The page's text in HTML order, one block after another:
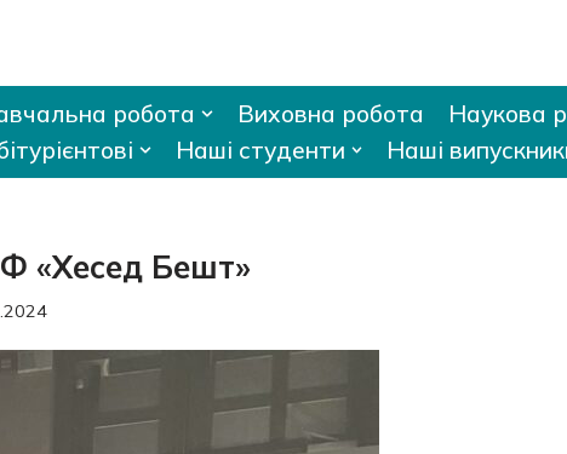
робота Виховна робота Наукова
Наші студенти Наші
«Хесед Бешт»